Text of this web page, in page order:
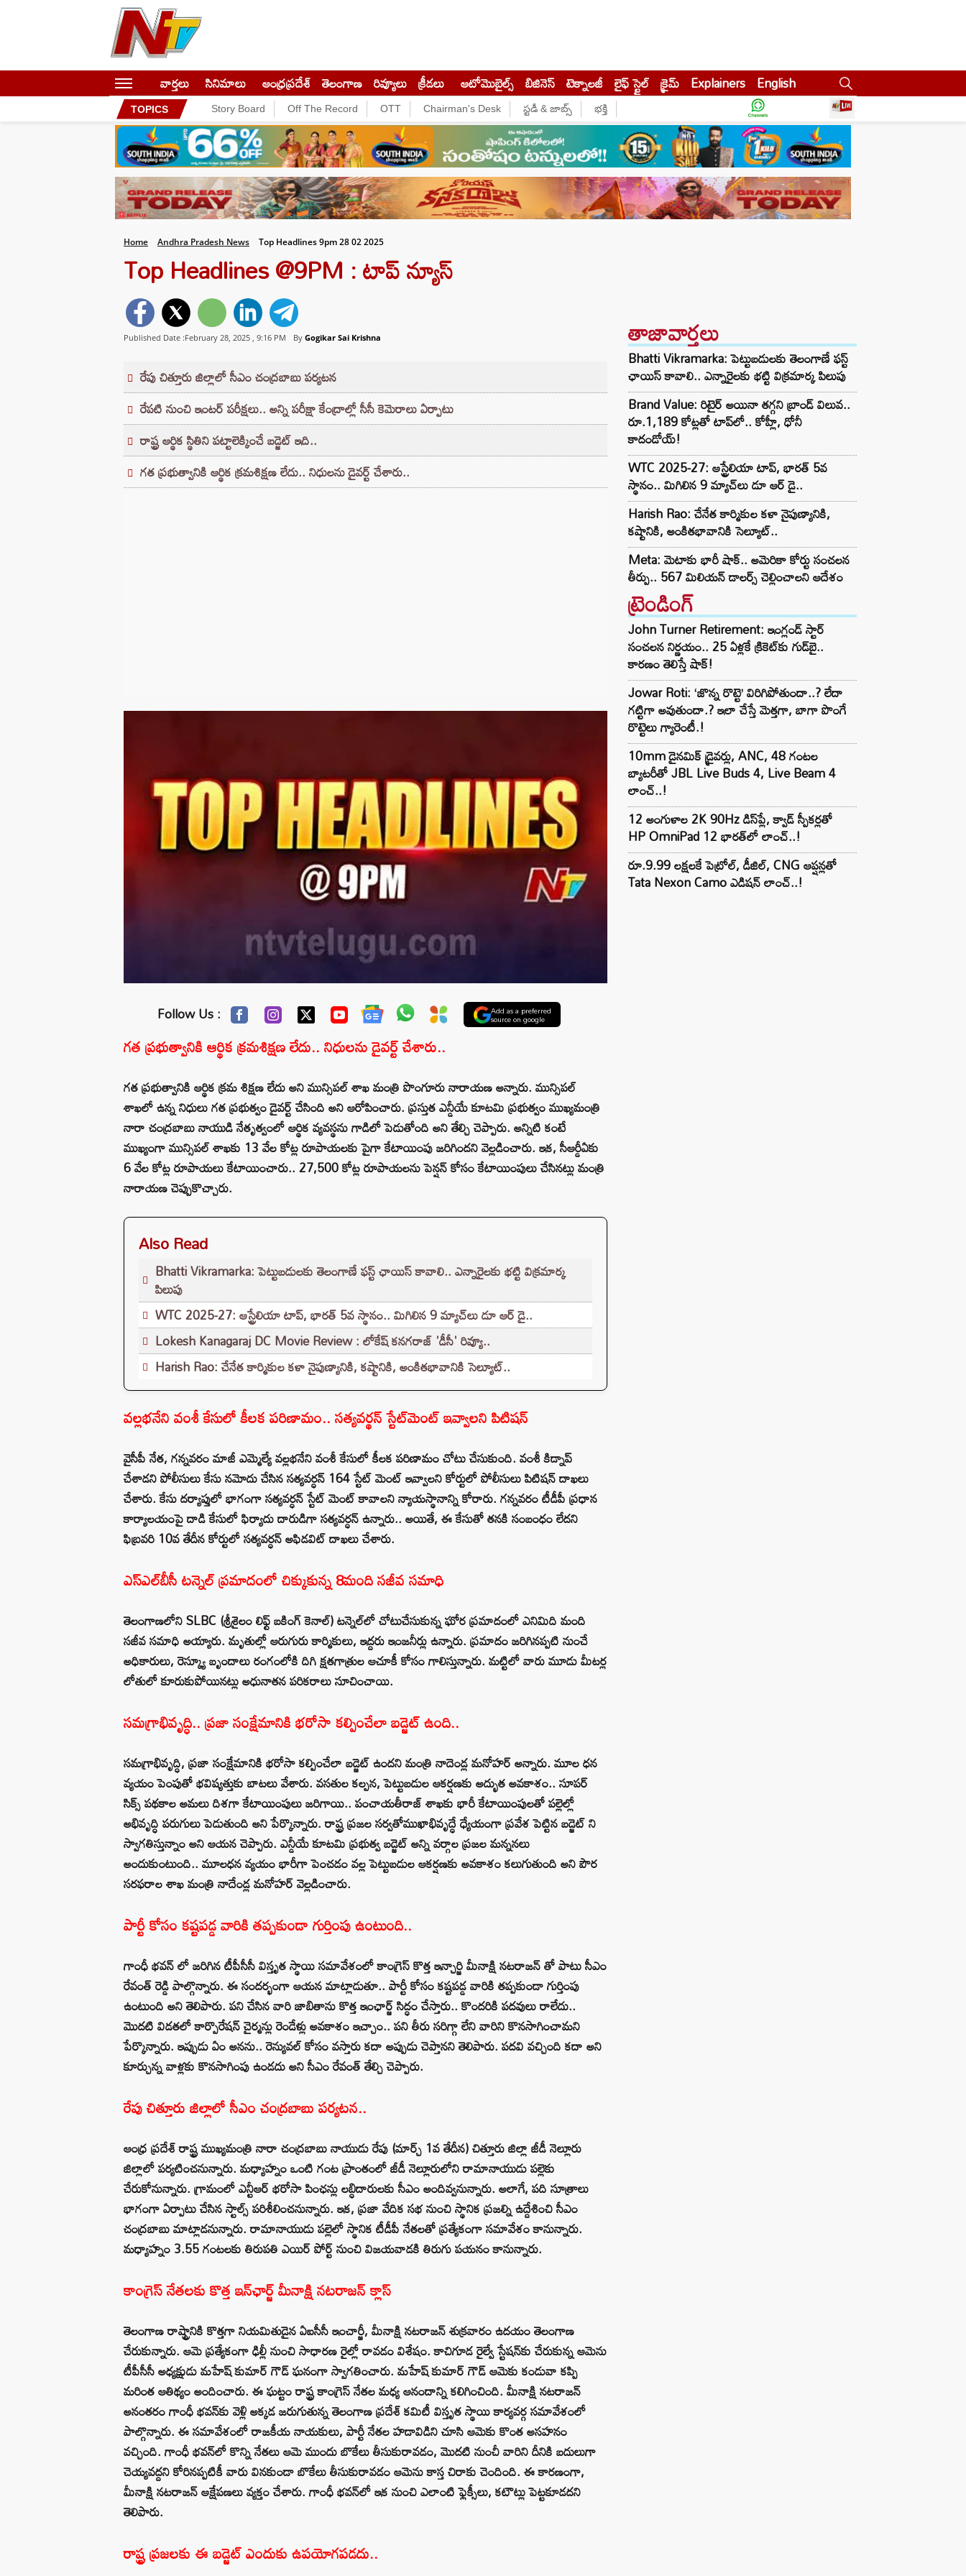
వార్తలు సినిమాలు ఆంధ్రప్రదేశ్ తెలంగాణ రివ్యూలు క్రీడలు ఆటోమొబైల్స్ బిజినెస్‌ టెక్నాలజీ లైఫ్ స్టైల్ క్రైమ్ Explainers English
TOPICS Story Board Off The Record OTT Chairman's Desk స్టడీ & జాబ్స్ భక్తి
Home Andhra Pradesh News Top Headlines 9pm 28 02 2025
Top Headlines @9PM : టాప్‌ న్యూస్‌
Published Date :February 28, 2025 , 9:16 PM By Gogikar Sai Krishna
రేపు చిత్తూరు జిల్లాలో సీఎం చంద్రబాబు పర్యటన
రేపటి నుంచి ఇంటర్ పరీక్షలు.. అన్ని పరీక్షా కేంద్రాల్లో సీసీ కెమెరాలు ఏర్పాటు
రాష్ట్ర ఆర్థిక స్థితిని పట్టాలెక్కించే బడ్జెట్ ఇది..
గత ప్రభుత్వానికి ఆర్థిక క్రమశిక్షణ లేదు.. నిధులను డైవర్ట్ చేశారు..
Follow Us : Add as a preferred
source on google
గత ప్రభుత్వానికి ఆర్థిక క్రమశిక్షణ లేదు.. నిధులను డైవర్ట్ చేశారు..
గత ప్రభుత్వానికి ఆర్థిక క్రమ శిక్షణ లేదు అని మున్సిపల్ శాఖ మంత్రి పొంగూరు నారాయణ అన్నారు. మున్సిపల్
శాఖలో ఉన్న నిధులు గత ప్రభుత్వం డైవర్ట్ చేసింది అని ఆరోపించారు. ప్రస్తుత ఎన్డీయే కూటమి ప్రభుత్వం ముఖ్యమంత్రి
నారా చంద్రబాబు నాయుడి నేతృత్వంలో ఆర్థిక వ్యవస్థను గాడిలో పెడుతోంది అని తేల్చి చెప్పారు. అన్నిటి కంటే
ముఖ్యంగా మున్సిపల్ శాఖకు 13 వేల కోట్ల రూపాయలకు పైగా కేటాయింపు జరిగిందని వెల్లడించారు. ఇక, సీఆర్డీఏకు
6 వేల కోట్ల రూపాయలు కేటాయించారు.. 27,500 కోట్ల రూపాయలను పెన్షన్ కోసం కేటాయింపులు చేసినట్లు మంత్రి
నారాయణ చెప్పుకొచ్చారు.
Also Read
Bhatti Vikramarka: పెట్టుబడులకు తెలంగాణే ఫస్ట్ ఛాయిస్ కావాలి.. ఎన్నారైలకు భట్టి విక్రమార్క
పిలుపు
WTC 2025-27: ఆస్ట్రేలియా టాప్, భారత్ 5వ స్థానం.. మిగిలిన 9 మ్యాచ్‌లు డూ ఆర్ డై..
Lokesh Kanagaraj DC Movie Review : లోకేష్ కనగరాజ్ 'డీసీ' రివ్యూ..
Harish Rao: చేనేత కార్మికుల కళా నైపుణ్యానికి, కష్టానికి, అంకితభావానికి సెల్యూట్..
వల్లభనేని వంశీ కేసులో కీలక పరిణామం.. సత్యవర్థన్ స్టేట్⁭మెంట్ ఇవ్వాలని పిటిషన్
వైసీపీ నేత, గన్నవరం మాజీ ఎమ్మెల్యే వల్లభనేని వంశీ కేసులో కీలక పరిణామం చోటు చేసుకుంది. వంశీ కిడ్నాప్
చేశాడని పోలీసులు కేసు నమోదు చేసిన సత్యవర్ధన్ 164 స్టేట్ మెంట్ ఇవ్వాలని కోర్టులో పోలీసులు పిటిషన్ దాఖలు
చేశారు. కేసు దర్యాప్తులో భాగంగా సత్యవర్ధన్ స్టేట్ మెంట్ కావాలని న్యాయస్థానాన్ని కోరారు. గన్నవరం టీడీపీ ప్రధాన
కార్యాలయంపై దాడి కేసులో ఫిర్యాదు దారుడిగా సత్యవర్ధన్ ఉన్నారు.. అయితే, ఈ కేసుతో తనకి సంబంధం లేదని
ఫిబ్రవరి 10వ తేదీన కోర్టులో సత్యవర్ధన్ అఫిడవిట్ దాఖలు చేశారు.
ఎస్‌ఎల్‌బీసీ టన్నెల్‌ ప్రమాదంలో చిక్కుకున్న 8మంది సజీవ సమాధి
తెలంగాణలోని SLBC (శ్రీశైలం లిఫ్ట్ బకింగ్ కెనాల్) టన్నెల్‌లో చోటుచేసుకున్న ఘోర ప్రమాదంలో ఎనిమిది మంది
సజీవ సమాధి అయ్యారు. మృతుల్లో ఆరుగురు కార్మికులు, ఇద్దరు ఇంజనీర్లు ఉన్నారు. ప్రమాదం జరిగినప్పటి నుంచే
అధికారులు, రెస్క్యూ బృందాలు రంగంలోకి దిగి క్షతగాత్రుల ఆచూకీ కోసం గాలిస్తున్నారు. మట్టిలో వారు మూడు మీటర్ల
లోతులో కూరుకుపోయినట్లు అధునాతన పరికరాలు సూచించాయి.
సమగ్రాభివృద్ధి.. ప్రజా సంక్షేమానికి భరోసా కల్పించేలా బడ్జెట్ ఉంది..
సమగ్రాభివృద్ధి, ప్రజా సంక్షేమానికి భరోసా కల్పించేలా బడ్జెట్ ఉందని మంత్రి నాదెండ్ల మనోహర్ అన్నారు. మూల ధన
వ్యయం పెంపుతో భవిష్యత్తుకు బాటలు వేశారు. వసతుల కల్పన, పెట్టుబడుల ఆకర్షణకు అద్భుత అవకాశం.. సూపర్
సిక్స్ పథకాల అమలు దిశగా కేటాయింపులు జరిగాయి.. పంచాయతీరాజ్ శాఖకు భారీ కేటాయింపులతో పల్లెల్లో
అభివృద్ధి పరుగులు పెడుతుంది అని పేర్కొన్నారు. రాష్ట్ర ప్రజల సర్వతోముఖాభివృద్ధే ధ్యేయంగా ప్రవేశ పెట్టిన బడ్జెట్ ని
స్వాగతిస్తున్నాం అని ఆయన చెప్పారు. ఎన్డీయే కూటమి ప్రభుత్వ బడ్జెట్ అన్ని వర్గాల ప్రజల మన్ననలు
అందుకుంటుంది.. మూలధన వ్యయం భారీగా పెంచడం వల్ల పెట్టుబడుల ఆకర్షణకు అవకాశం కలుగుతుంది అని పౌర
సరఫరాల శాఖ మంత్రి నాదేండ్ల మనోహర్ వెల్లడించారు.
పార్టీ కోసం కష్టపడ్డ వారికి తప్పకుండా గుర్తింపు ఉంటుంది..
గాంధీ భవన్ లో జరిగిన టీపీసీసీ విస్తృత స్థాయి సమావేశంలో కాంగ్రెస్ కొత్త ఇన్చార్జి మీనాక్షి నటరాజన్ తో పాటు సీఎం
రేవంత్ రెడ్డి పాల్గొన్నారు. ఈ సందర్భంగా ఆయన మాట్లాడుతూ.. పార్టీ కోసం కష్టపడ్డ వారికి తప్పకుండా గుర్తింపు
ఉంటుంది అని తెలిపారు. పని చేసిన వారి జాబితాను కొత్త ఇంఛార్జ్ సిద్ధం చేస్తారు.. కొందరికి పదవులు రాలేదు..
మొదటి విడతలో కార్పొరేషన్ చైర్మన్లు రెండేళ్లు అవకాశం ఇచ్చాం.. పని తీరు సరిగ్గా లేని వారిని కొనసాగించామని
పేర్కొన్నారు. ఇప్పుడు ఏం అనను.. రెన్యువల్ కోసం వస్తారు కదా అప్పుడు చెప్తానని తెలిపారు. పదవి వచ్చింది కదా అని
కూర్చున్న వాళ్లకు కొనసాగింపు ఉండదు అని సీఎం రేవంత్ తేల్చి చెప్పారు.
రేపు చిత్తూరు జిల్లాలో సీఎం చంద్రబాబు పర్యటన..
ఆంధ్ర ప్రదేశ్ రాష్ట్ర ముఖ్యమంత్రి నారా చంద్రబాబు నాయుడు రేపు (మార్చ్ 1వ తేదీన) చిత్తూరు జిల్లా జీడీ నెల్లూరు
జిల్లాలో పర్యటించనున్నారు. మధ్యాహ్నం ఒంటి గంట ప్రాంతంలో జీడీ నెల్లూరులోని రామానాయుడు పల్లెకు
చేరుకోనున్నారు. గ్రామంలో ఎన్టీఆర్ భరోసా పింఛన్లు లబ్ధిదారులకు సీఎం అందివ్వనున్నారు. అలాగే, పది సూత్రాలు
భాగంగా ఏర్పాటు చేసిన స్టాల్స్ పరిశీలించనున్నారు. ఇక, ప్రజా వేదిక సభ నుంచి స్థానిక ప్రజల్ని ఉద్దేశించి సీఎం
చంద్రబాబు మాట్లాడనున్నారు. రామానాయుడు పల్లెలో స్థానిక టీడీపీ నేతలతో ప్రత్యేకంగా సమావేశం కానున్నారు.
మధ్యాహ్నం 3.55 గంటలకు తిరుపతి ఎయిర్ పోర్ట్ నుంచి విజయవాడకి తిరుగు పయనం కానున్నారు.
కాంగ్రెస్‌ నేతలకు కొత్త ఇన్‌ఛార్జ్‌ మీనాక్షి నటరాజన్‌ క్లాస్‌
తెలంగాణ రాష్ట్రానికి కొత్తగా నియమితుడైన ఏఐసీసీ ఇంచార్జీ, మీనాక్షి నటరాజన్ శుక్రవారం ఉదయం తెలంగాణ
చేరుకున్నారు. ఆమె ప్రత్యేకంగా ఢిల్లీ నుంచి సాధారణ రైల్లో రావడం విశేషం. కాచిగూడ రైల్వే స్టేషన్‌కు చేరుకున్న ఆమెను
టీపీసీసీ అధ్యక్షుడు మహేష్ కుమార్ గౌడ్ ఘనంగా స్వాగతించారు. మహేష్ కుమార్ గౌడ్ ఆమెకు కండువా కప్పి
మరింత ఆతిథ్యం అందించారు. ఈ ఘట్టం రాష్ట్ర కాంగ్రెస్ నేతల మధ్య ఆనందాన్ని కలిగించింది. మీనాక్షి నటరాజన్
అనంతరం గాంధీ భవన్‌కు వెళ్లి అక్కడ జరుగుతున్న తెలంగాణ ప్రదేశ్ కమిటీ విస్తృత స్థాయి కార్యవర్గ సమావేశంలో
పాల్గొన్నారు. ఈ సమావేశంలో రాజకీయ నాయకులు, పార్టీ నేతల హడావిడిని చూసి ఆమెకు కొంత అసహనం
వచ్చింది. గాంధీ భవన్‌లో కొన్ని నేతలు ఆమె ముందు బొకేలు తీసుకురావడం, మొదటి నుంచీ వారిని దీనికి బదులుగా
చెయ్యవద్దని కోరినప్పటికీ వారు వినకుండా బొకేలు తీసుకురావడం ఆమెను కాస్త చిరాకు చెందింది. ఈ కారణంగా,
మీనాక్షి నటరాజన్ ఆక్షేపణలు వ్యక్తం చేశారు. గాంధీ భవన్‌లో ఇక నుంచి ఎలాంటి ఫ్లెక్సీలు, కటౌట్లు పెట్టకూడదని
తెలిపారు.
రాష్ట్ర ప్రజలకు ఈ బడ్జెట్ ఎందుకు ఉపయోగపడదు..
తాజావార్తలు
Bhatti Vikramarka: పెట్టుబడులకు తెలంగాణే ఫస్ట్
ఛాయిస్ కావాలి.. ఎన్నారైలకు భట్టి విక్రమార్క పిలుపు
Brand Value: రిటైర్ అయినా తగ్గని బ్రాండ్ విలువ..
రూ.1,189 కోట్లతో టాప్‌లో.. కోహ్లీ, ధోనీ
కాదండోయ్!
WTC 2025-27: ఆస్ట్రేలియా టాప్, భారత్ 5వ
స్థానం.. మిగిలిన 9 మ్యాచ్‌లు డూ ఆర్ డై..
Harish Rao: చేనేత కార్మికుల కళా నైపుణ్యానికి,
కష్టానికి, అంకితభావానికి సెల్యూట్..
Meta: మెటాకు భారీ షాక్.. అమెరికా కోర్టు సంచలన
తీర్పు.. 567 మిలియన్ డాలర్స్ చెల్లించాలని ఆదేశం
ట్రెండింగ్‌
John Turner Retirement: ఇంగ్లండ్ స్టార్
సంచలన నిర్ణయం.. 25 ఏళ్లకే క్రికెట్‌కు గుడ్‌బై..
కారణం తెలిస్తే షాక్!
Jowar Roti: ‘జొన్న రొట్టె’ విరిగిపోతుందా..? లేదా
గట్టిగా అవుతుందా.? ఇలా చేస్తే మెత్తగా, బాగా పొంగే
రొట్టెలు గ్యారెంటీ.!
10mm డైనమిక్ డ్రైవర్లు, ANC, 48 గంటల
బ్యాటరీతో JBL Live Buds 4, Live Beam 4
లాంచ్..!
12 అంగుళాల 2K 90Hz డిస్‌ప్లే, క్వాడ్ స్పీకర్లతో
HP OmniPad 12 భారత్‌లో లాంచ్..!
రూ.9.99 లక్షలకే పెట్రోల్, డీజిల్, CNG ఆప్షన్లతో
Tata Nexon Camo ఎడిషన్ లాంచ్..!